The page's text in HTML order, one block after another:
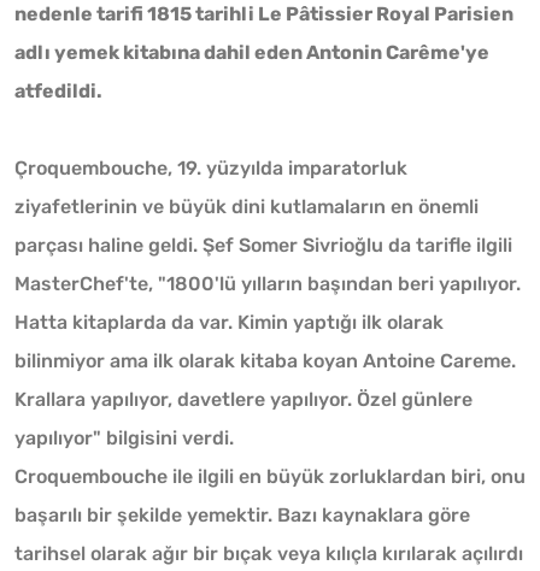
nedenle tarifi 1815 tarihli Le Pâtissier Royal Parisien
adlı yemek kitabına dahil eden Antonin Carême'ye
atfedildi.
Çroquembouche, 19. yüzyılda imparatorluk
ziyafetlerinin ve büyük dini kutlamaların en önemli
parçası haline geldi. Şef Somer Sivrioğlu da tarifle ilgili
MasterChef'te, "1800'lü yılların başından beri yapılıyor.
Hatta kitaplarda da var. Kimin yaptığı ilk olarak
bilinmiyor ama ilk olarak kitaba koyan Antoine Careme.
Krallara yapılıyor, davetlere yapılıyor. Özel günlere
yapılıyor" bilgisini verdi.
Croquembouche ile ilgili en büyük zorluklardan biri, onu
başarılı bir şekilde yemektir. Bazı kaynaklara göre
tarihsel olarak ağır bir bıçak veya kılıçla kırılarak açılırdı